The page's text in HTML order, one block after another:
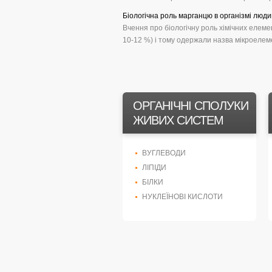
Біологічна роль марганцю в організмі
Вчення про біологічну роль хімічних
10-12 %) і тому одержали назва
ОРГАНІЧНІ СПОЛУКИ
ЖИВИХ СИСТЕМ
ВУГЛЕВОДИ
ЛІПІДИ
БІЛКИ
НУКЛЕЇНОВІ КИСЛОТИ